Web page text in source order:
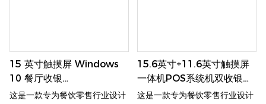
15 英寸触摸屏 Windows
10 餐厅收银
机-1722414160809373
这是一款专为餐饮零售行业设计
15.6英寸+11.6英寸触摸屏
一体机POS系统机双收银机
带摄像头和打印机灰色
这是一款专为餐饮零售行业设计